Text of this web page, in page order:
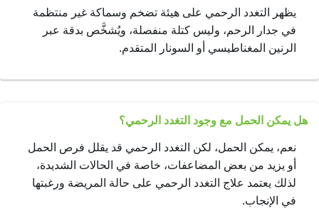
يظهر التغدد الرحمي على هيئة تضخم وسماكة غير منتظمة
في جدار الرحم، وليس كتلة منفصلة، ويُشخَّص بدقة عبر
الرنين المغناطيسي أو السونار المتقدم.
هل يمكن الحمل مع وجود التغدد الرحمي؟
نعم، يمكن الحمل، لكن التغدد الرحمي قد يقلل فرص الحمل
أو يزيد من بعض المضاعفات، خاصة في الحالات الشديدة،
لذلك يعتمد علاج التغدد الرحمي على حالة المريضة ورغبتها
في الإنجاب.